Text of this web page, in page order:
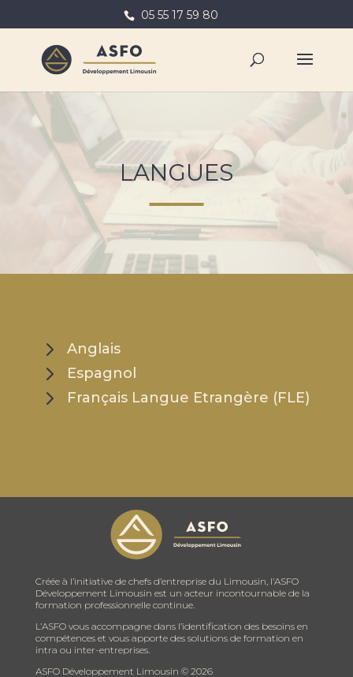
05 55 17 59 80
LANGUES
Anglais
Espagnol
Français Langue Etrangère (FLE)
Créée à l’initiative de chefs d’entreprise du Limousin, l’ASFO
Développement Limousin est un acteur incontournable de la
formation professionnelle continue.
L’ASFO vous accompagne dans l’identification des besoins en
compétences et vous apporte des solutions de formation en
intra ou inter-entreprises.
ASFO Développement Limousin © 2026